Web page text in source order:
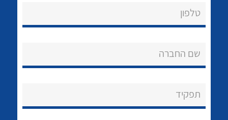
שירותי תמיכה
לכל מוצרי היצרן לכל מוצרי היצרן
טלפון
שם החברה
תפקיד